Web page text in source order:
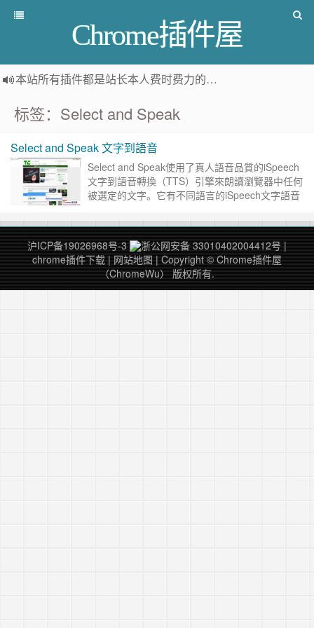
Chrome插件屋
本站所有插件都是站长本人费时费力的人工筛选推荐
标签：Select and Speak
Select and Speak 文字到語音
Select and Speak使用了真人語音品質的iSpeech
文字到語音轉換（TTS）引擎來朗讀瀏覽器中任何
被選定的文字。它有不同語言的iSpeech文字語音
续阅读 »
沪ICP备19026968号-3
浙公网安备 33010402004412号 |
chrome插件下载 | 网站地图 | Copyright © Chrome插件屋
（ChromeWu） 版权所有.